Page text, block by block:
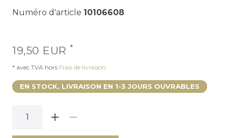
Numéro d'article 10106608
19,50 EUR *
* avec TVA hors Frais de livraison
EN STOCK, LIVRAISON EN 1-3 JOURS OUVRABLES